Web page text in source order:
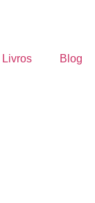
Livros Blog